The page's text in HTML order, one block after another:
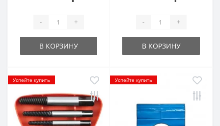
- +
В КОРЗИНУ
- +
В КОРЗИНУ
Успейте купить Успейте купить